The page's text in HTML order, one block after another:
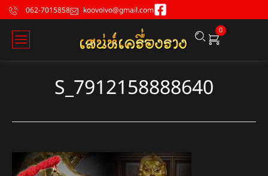
062-7015858 koovolvo@gmail.com
0
S_7912158888640